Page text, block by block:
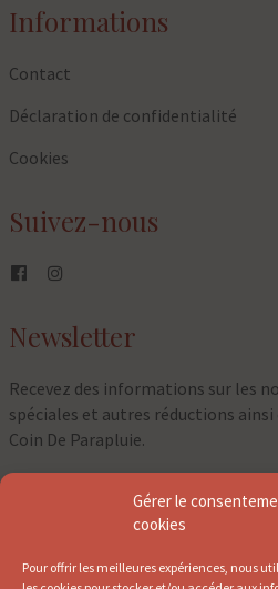
Gérer le
cookies
Pour offrir les meilleures expériences, nous
Informations
Contact
Déclaration de confidentialité
Cookies
Suivez-nous
Newsletter
Recevez des informations sur les
spéciales et autres réductions
Coin De Parapluie.